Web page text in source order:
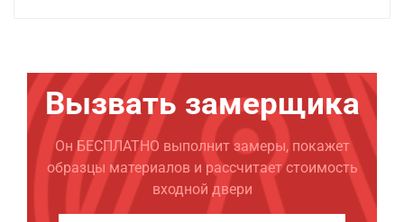
Вызвать замерщика
Он БЕСПЛАТНО выполнит замеры, покажет
образцы материалов и рассчитает стоимость
входной двери